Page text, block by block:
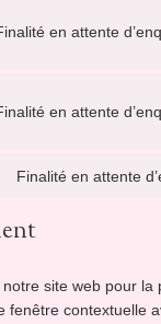
en attente
en attente
Finalité en attente
site web pour la
fenêtre contextuelle